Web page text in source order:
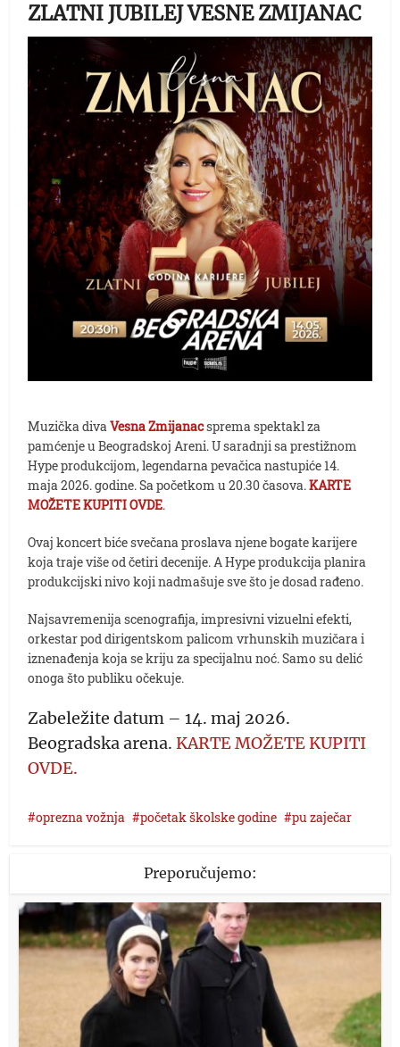
ZLATNI JUBILEJ VESNE ZMIJANAC
Muzička divaVesna Zmijanacsprema spektakl za
pamćenje u Beogradskoj Areni. U saradnji sa prestižnom
Hype produkcijom, legendarna pevačica nastupiće 14.
maja 2026. godine. Sa početkom u 20.30 časova.KARTE
MOŽETE KUPITI OVDE.
Ovaj koncert biće svečana proslava njene bogate karijere
koja traje više od četiri decenije. A Hype produkcija planira
produkcijski nivo koji nadmašuje sve što je dosad rađeno.
Najsavremenija scenografija, impresivni vizuelni efekti,
orkestar pod dirigentskom palicom vrhunskih muzičara i
iznenađenja koja se kriju za specijalnu noć. Samo su delić
onoga što publiku očekuje.
Zabeležite datum – 14. maj 2026.
Beogradska arena. KARTE MOŽETE KUPITI
OVDE.
oprezna vožnja početak školske godine pu zaječar
Preporučujemo: